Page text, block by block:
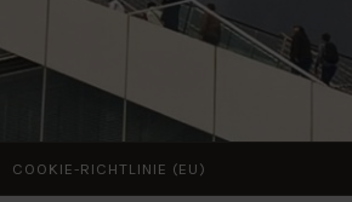
COOKIE-RICHTLINIE (EU)